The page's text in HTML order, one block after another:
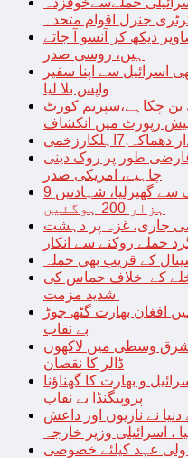
جنرل اقوام متحدہ
دیکھ کر آنسو آ جاتے
ہیں، روسی صدر
اسرائیل سے اپنا سفیر
واپس بلا لیا
بن چکاہے،سپریم کورٹ
رپورٹ میں انکشاف
عارضی طور پر روک دینی
چاہیے، امریکی صدر
اسرائیل نے غزہ کو چاروں طرف سے گھیرلیا، شہادتیں 9
ہزار 200 ہوگئیں
جاری، غزہ پر دہشت
حملے روکنے سے انکار
کے قریب بھی حملہ
کے خلاف حماس کی
افغان بھارت گٹھ جوڑ
بے نقاب
مشرق وسطی میں لاکھوں
ڈالر کا نقصان
و بھارت کا گھناؤنا
پروپیگنڈا بے نقاب
نے نازیوں اور داعش
، اسرائیلی وزیر خارجہ
ولی عہد کیلئے خصوصی